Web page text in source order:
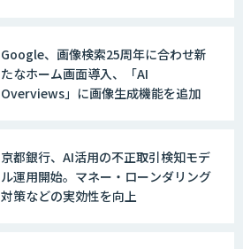
Google、画像検索25周年に合わせ新
たなホーム画面導入、「AI
Overviews」に画像生成機能を追加
京都銀行、AI活用の不正取引検知モデ
ル運用開始。マネー・ローンダリング
対策などの実効性を向上